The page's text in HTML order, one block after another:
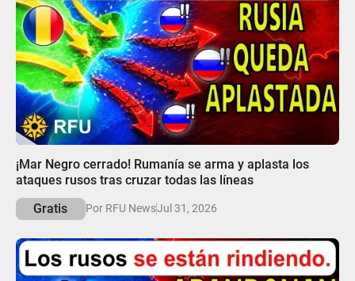
¡Mar Negro cerrado! Rumanía se arma y aplasta los
ataques rusos tras cruzar todas las líneas
Gratis
Por RFU NewsJul 31, 2026